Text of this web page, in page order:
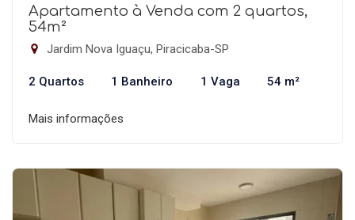
Apartamento à Venda com 2 quartos,
54m²
Jardim Nova Iguaçu, Piracicaba-SP
2 Quartos 1 Banheiro 1 Vaga 54 m²
Mais informações